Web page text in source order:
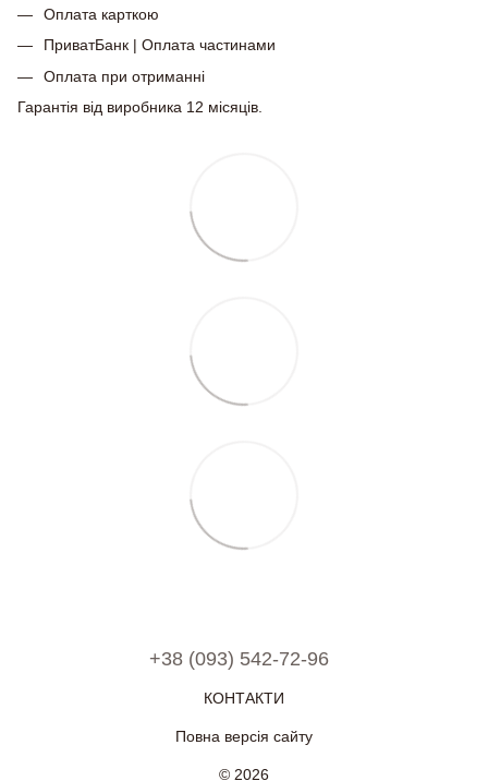
Оплата карткою
ПриватБанк | Оплата частинами
Оплата при отриманні
Гарантія від виробника 12 місяців.
+38 (093) 542-72-96
КОНТАКТИ
Повна версія сайту
© 2026